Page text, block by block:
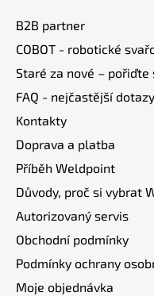
B2B partner
COBOT - robotické
Staré za nové – pořiďte
FAQ - nejčastější
Kontakty
Doprava a platba
Příběh Weldpoint
Důvody, proč si vybrat
Autorizovaný servis
Obchodní podmínky
Podmínky ochrany
Moje objednávka